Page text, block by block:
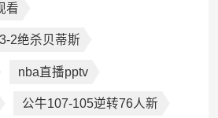
看
2绝杀贝蒂斯
nba直播pptv
公牛107-105逆转76人新